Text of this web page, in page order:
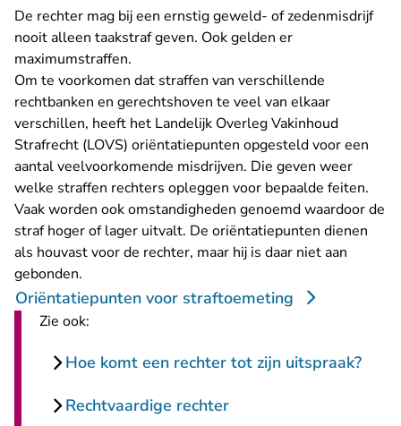
De rechter mag bij een ernstig geweld- of zedenmisdrijf
nooit alleen taakstraf geven. Ook gelden er
maximumstraffen.
Om te voorkomen dat straffen van verschillende
rechtbanken en gerechtshoven te veel van elkaar
verschillen, heeft het Landelijk Overleg Vakinhoud
Strafrecht (LOVS) oriëntatiepunten opgesteld voor een
aantal veelvoorkomende misdrijven. Die geven weer
welke straffen rechters opleggen voor bepaalde feiten.
Vaak worden ook omstandigheden genoemd waardoor de
straf hoger of lager uitvalt. De oriëntatiepunten dienen
als houvast voor de rechter, maar hij is daar niet aan
gebonden.
Oriëntatiepunten voor straftoemeting
Zie ook:
Hoe komt een rechter tot zijn uitspraak?
Rechtvaardige rechter